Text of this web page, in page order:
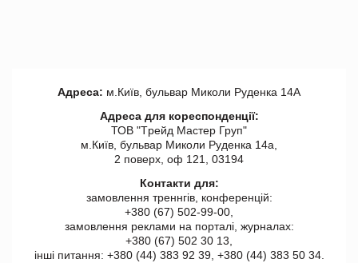
Адреса: м.Київ, бульвар Миколи Руденка 14А
Адреса для кореспонденції:
ТОВ "Tрейд Мастер Груп"
м.Київ, бульвар Миколи Руденка 14а,
2 поверх, оф 121, 03194
Контакти для:
замовлення треннгів, конференцій:
+380 (67) 502-99-00,
замовлення реклами на порталі, журналах:
+380 (67) 502 30 13,
інші питання: +380 (44) 383 92 39, +380 (44) 383 50 34.